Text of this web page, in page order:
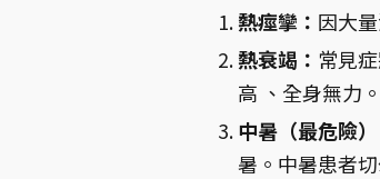
熱痙攣： 因大
熱衰竭： 常見
高 、全身無力。
中暑（最危險）
暑。中暑患者